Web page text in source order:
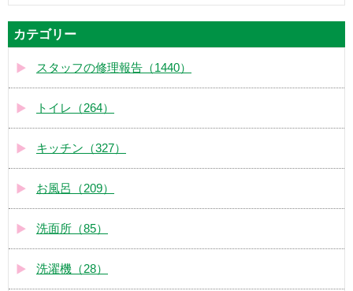
カテゴリー
スタッフの修理報告（1440）
トイレ（264）
キッチン（327）
お風呂（209）
洗面所（85）
洗濯機（28）